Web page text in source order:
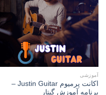
آموزشی
اکانت پرمیوم Justin Guitar –
برنامه آموزش گیتار